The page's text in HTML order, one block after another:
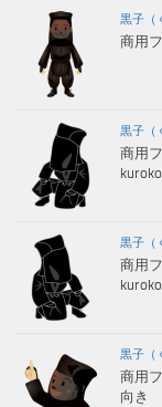
黒子（
商用
黒子（
商用
黒子（
商用
黒子（
商用
向き